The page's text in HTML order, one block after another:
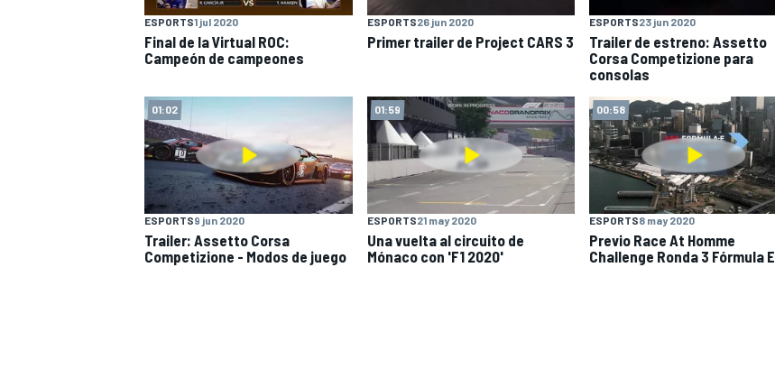
ESPORTS1 jul 2020
Final de la Virtual ROC:
Campeón de campeones
ESPORTS26 jun 2020
Primer trailer de Project CARS 3
ESPORTS23 jun 2020
Trailer de estreno: Assetto
Corsa Competizione para
consolas
01:02
ESPORTS9 jun 2020
Trailer: Assetto Corsa
Competizione - Modos de juego
01:59
ESPORTS21 may 2020
Una vuelta al circuito de
Mónaco con 'F1 2020'
00:58
ESPORTS8 may 2020
Previo Race At Homme
Challenge Ronda 3 Fórmula E